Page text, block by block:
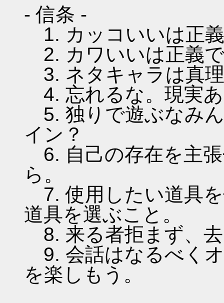
- 信条 -
1. カッコいいは正
2. カワいいは正義
3. ネタキャラは真
4. 忘れるな。現実
5. 独りで遊ぶなみ
イン？
6. 自己の存在を主
ら。
7. 使用したい道具
道具を選ぶこと。
8. 来る者拒まず、
9. 会話はなるべく
を楽しもう。